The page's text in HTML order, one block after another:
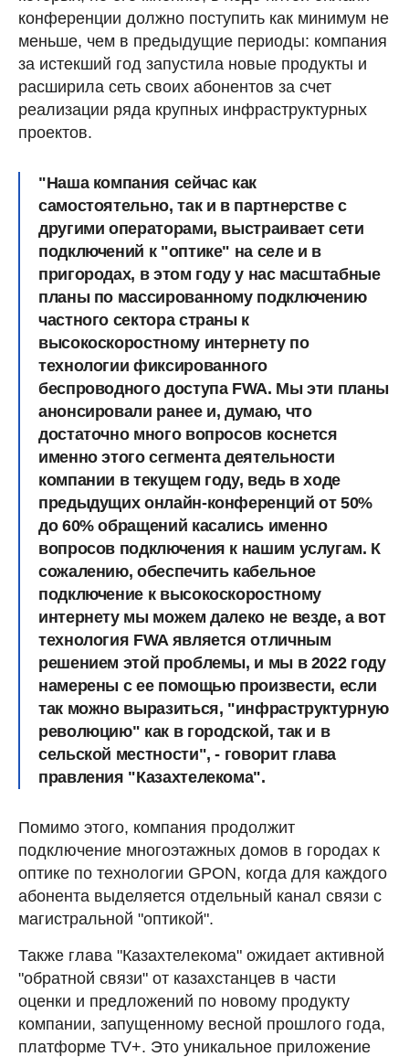
конференции должно поступить как минимум не
меньше, чем в предыдущие периоды: компания
за истекший год запустила новые продукты и
расширила сеть своих абонентов за счет
реализации ряда крупных инфраструктурных
проектов.
"Наша компания сейчас как
самостоятельно, так и в партнерстве с
другими операторами, выстраивает сети
подключений к "оптике" на селе и в
пригородах, в этом году у нас масштабные
планы по массированному подключению
частного сектора страны к
высокоскоростному интернету по
технологии фиксированного
беспроводного доступа FWA. Мы эти планы
анонсировали ранее и, думаю, что
достаточно много вопросов коснется
именно этого сегмента деятельности
компании в текущем году, ведь в ходе
предыдущих онлайн-конференций от 50%
до 60% обращений касались именно
вопросов подключения к нашим услугам. К
сожалению, обеспечить кабельное
подключение к высокоскоростному
интернету мы можем далеко не везде, а вот
технология FWA является отличным
решением этой проблемы, и мы в 2022 году
намерены с ее помощью произвести, если
так можно выразиться, "инфраструктурную
революцию" как в городской, так и в
сельской местности", - говорит глава
правления "Казахтелекома".
Помимо этого, компания продолжит
подключение многоэтажных домов в городах к
оптике по технологии GPON, когда для каждого
абонента выделяется отдельный канал связи с
магистральной "оптикой".
Также глава "Казахтелекома" ожидает активной
"обратной связи" от казахстанцев в части
оценки и предложений по новому продукту
компании, запущенному весной прошлого года,
платформе TV+. Это уникальное приложение